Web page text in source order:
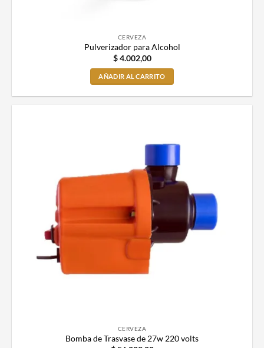
CERVEZA
Pulverizador para Alcohol
$4.002,00
AÑADIR AL CARRITO
CERVEZA
Bomba de Trasvase de 27w 220 volts